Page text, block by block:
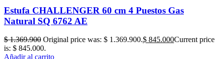
Estufa CHALLENGER 60 cm 4 Puestos Gas
Natural SQ 6762 AE
$1.369.900 Original price was: $ 1.369.900.$ 845.000Current price
is: $ 845.000.
Añadir al carrito